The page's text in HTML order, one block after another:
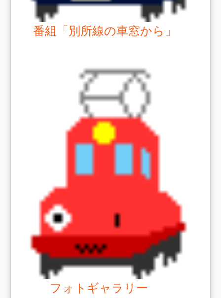
番組「別所線の車窓から」
フォトギャラリー